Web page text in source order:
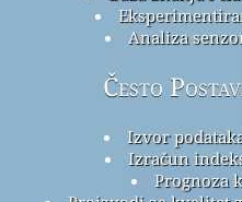
Analiza
Često
Izvor
Izračun
Prognoza